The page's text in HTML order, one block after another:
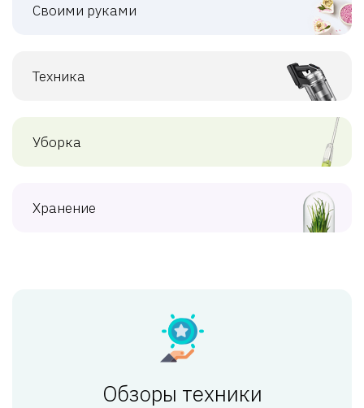
Своими руками
Техника
Уборка
Хранение
Обзоры техники